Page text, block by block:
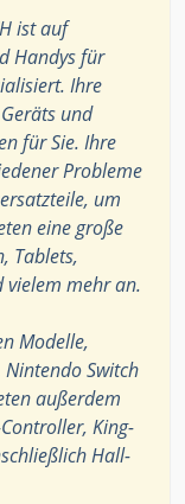
ist auf
Handys für
Ihre
und
für Sie. Ihre
Probleme
um
eine große
Tablets,
vielem mehr an.
Modelle,
Nintendo Switch
außerdem
King-
Hall-